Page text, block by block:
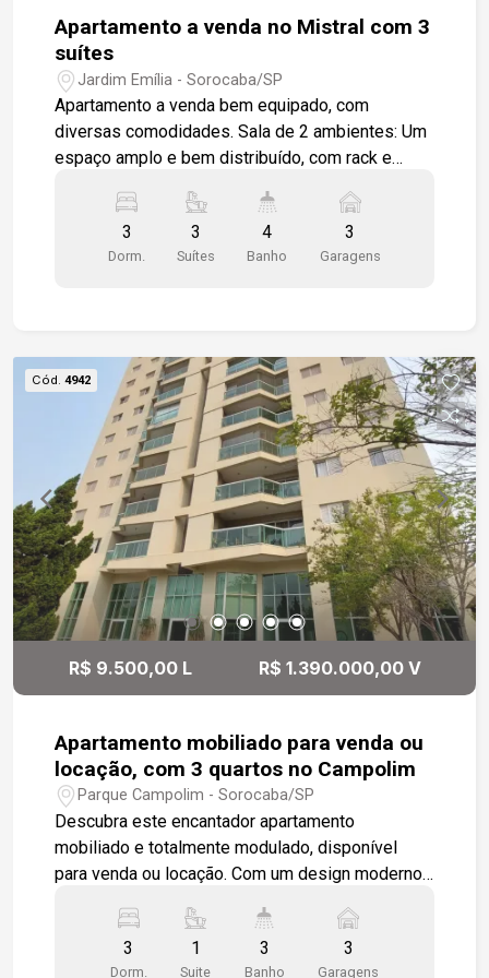
Apartamento a venda no Mistral com 3
suítes
Jardim Emília - Sorocaba/SP
Apartamento a venda bem equipado, com
diversas comodidades. Sala de 2 ambientes: Um
espaço amplo e bem distribuído, com rack e
itens, ideal para momentos de lazer ou recepção.
Varanda gourmet com espaço externo com
armário e churrasqueira, perfeito para receber
para uso de visitas, proporcionando mais
comodidade. Três suítes, todas com móveis
planejados (modulados), otimizando o espaço.
Cada banheiro das suítes conta com box em
vidro e gabinete, oferecendo praticidade e
elegância. A cozinha é equipada com móveis
planejados, garantindo aproveitamento eficiente
do espaço para armazenamento e preparo da
refeições. Área de serviço com armário, espaço
para lavanderia com armário embutido, que ajuda
a manter a organização e a funcionalidade do
ambiente. A varanda foi fechada com vidro,
aumentando a segurança e proteção contra
durante o ano inteiro. Esse conjunto de
características proporciona um ambiente
moderno, funcional e confortável para viver.
3
Dorm.
3
Suítes
4
Banho
3
Garagens
Cód. 4942
R$ 9.500,00 L R$ 1.390.000,00 V
Apartamento mobiliado para venda ou
locação, com 3 quartos no Campolim
Parque Campolim - Sorocaba/SP
Descubra este encantador apartamento
mobiliado e totalmente modulado, disponível
para venda ou locação. Com um design moderno
com dois ambientes, integrada à cozinha
equipada e modulada, ideal para momentos de
3
Dorm.
1
Suite
3
Banho
3
Garagens